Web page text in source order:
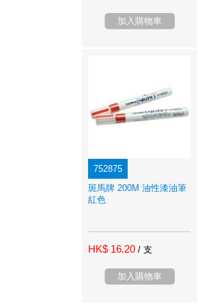
加入購物車
752875
斑馬牌 200M 油性漆油筆
紅色
HK$ 16.20 / 支
加入購物車